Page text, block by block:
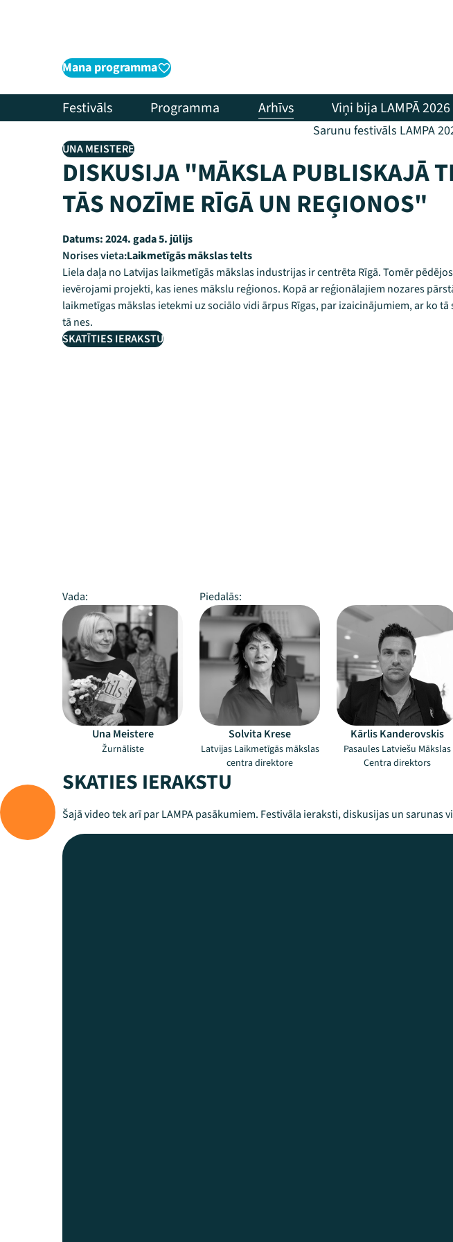
Mana programma
Festivāls Programma Arhīvs Viņi bija LAMPĀ 2026
Sarunu festivāls LAMPA
UNA MEISTERE
DISKUSIJA "MĀKSLA PUBLISKAJĀ
TĀS NOZĪME RĪGĀ UN REĢIONOS"
Datums:2024. gada 5. jūlijs
Norises vieta:Laikmetīgās mākslas telts
Liela daļa no Latvijas laikmetīgās mākslas industrijas ir centrēta Rīgā. Tomēr
ievērojami projekti, kas ienes mākslu reģionos. Kopā ar reģionālajiem nozares
laikmetīgas mākslas ietekmi uz sociālo vidi ārpus Rīgas, par izaicinājumiem, ar ko
tā nes.
SKATĪTIES IERAKSTU
Vada:
Piedalās:
Una Meistere
Žurnāliste
Solvita Krese
Latvijas Laikmetīgās mākslas
centra direktore
Kārlis Kanderovskis
Pasaules Latviešu Mākslas
Centra direktors
SKATIES IERAKSTU
Šajā video tek arī par LAMPA pasākumiem. Festivāla ieraksti, diskusijas un sarunas